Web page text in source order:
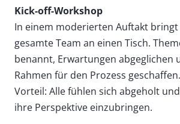
Kick-off-Workshop
In einem moderierten Auftakt bringt
gesamte Team an einen Tisch.
benannt, Erwartungen abgeglichen
Rahmen für den Prozess geschaffen.
Vorteil: Alle fühlen sich abgeholt
ihre Perspektive einzubringen.